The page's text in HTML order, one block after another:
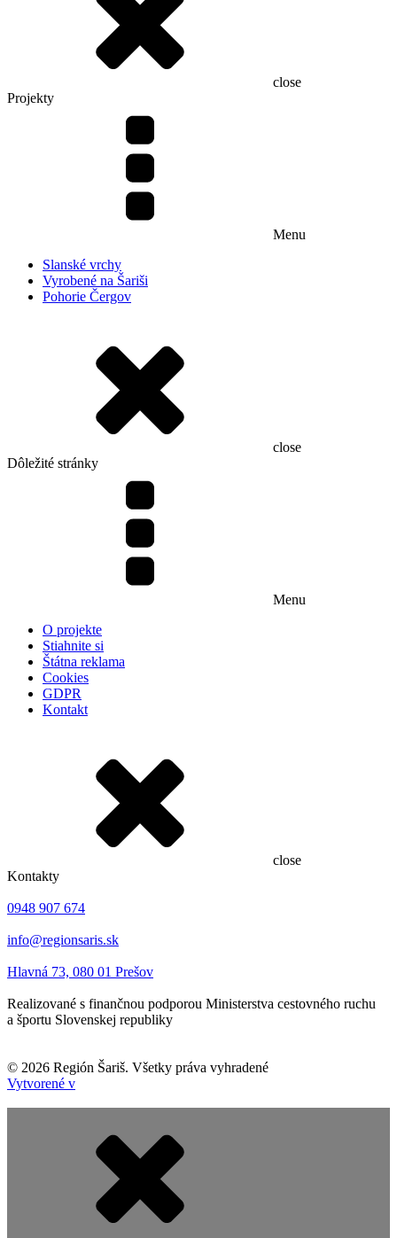
close
Projekty
Menu
Slanské vrchy
Vyrobené na Šariši
Pohorie Čergov
close
Dôležité stránky
Menu
O projekte
Stiahnite si
Štátna reklama
Cookies
GDPR
Kontakt
close
Kontakty
0948 907 674
info@regionsaris.sk
Hlavná 73, 080 01 Prešov
Realizované s finančnou podporou Ministerstva cestovného ruchu
a športu Slovenskej republiky
© 2026 Región Šariš. Všetky práva vyhradené
Vytvorené v